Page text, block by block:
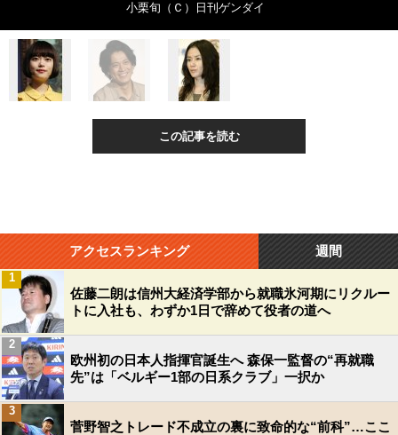
小栗旬（Ｃ）日刊ゲンダイ
この記事を読む
アクセスランキング 週間
佐藤二朗は信州大経済学部から就職氷河期にリクルー
トに入社も、わずか1日で辞めて役者の道へ
1
欧州初の日本人指揮官誕生へ 森保一監督の“再就職
先”は「ベルギー1部の日系クラブ」一択か
2
菅野智之トレード不成立の裏に致命的な“前科”…ここ
3